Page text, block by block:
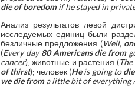
die of boredomif he stayed in
Анализ результатов левой
исследуемых единиц были
безличные предложения (Well,
(Every day80 Americans die from
cancer); животные и растения (The
of thirst); человек (Heis going to
we die froma little bit of everything